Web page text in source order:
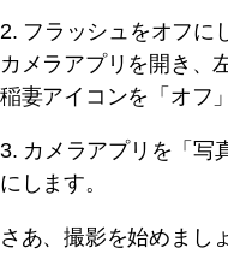
2. フラッシュをオフに
カメラアプリを開き、
稲妻アイコンを「オフ
3. カメラアプリを「写
にします。
さあ、撮影を始めまし